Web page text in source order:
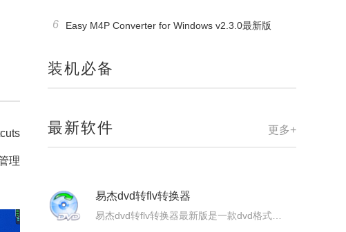
理
6 Easy M4P Converter for Windows v2.3.0最新版
装机必备
更多+
最新软件